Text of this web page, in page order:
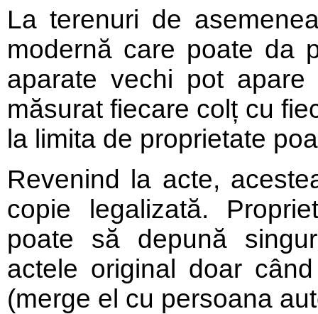
La terenuri de
modernă care poate da
aparate vechi pot apare
măsurat fiecare colț cu
la limita de proprietate
Revenind la acte,
copie legalizată.
poate să depună
actele original doar
(merge el cu persoana